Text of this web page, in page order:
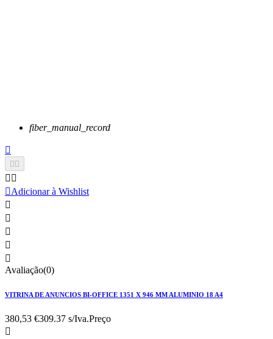
fiber_manual_record

 
 
Adicionar à Wishlist





Avaliação(0)
VITRINA DE ANUNCIOS BI-OFFICE 1351 X 946 MM ALUMINIO 18 A4
380,53 €309.37 s/Iva.Preço
